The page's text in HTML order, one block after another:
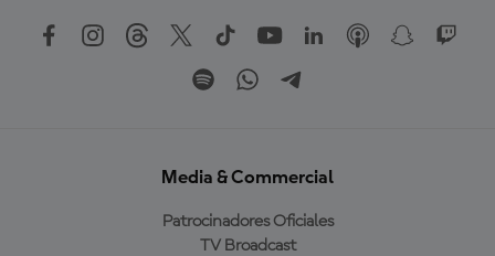
Media & Commercial
Patrocinadores Oficiales
TV Broadcast